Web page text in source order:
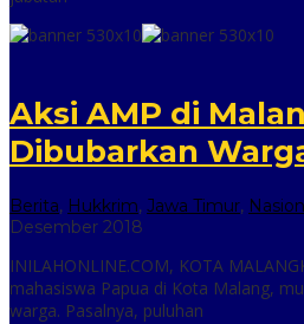
Aksi AMP di
Dibubarkan
Berita, Hukkrim, Jawa Timur,
Desember 2018
online
INILAHONLINE.COM, KOTA
mahasiswa Papua di Kota Malang,
warga. Pasalnya, puluhan